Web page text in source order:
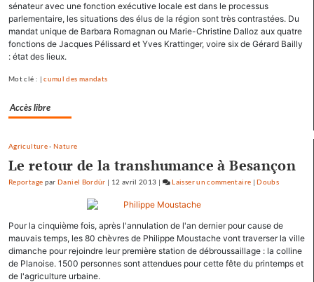
ressource
à
Mamirolle
sénateur avec une fonction exécutive locale est dans le processus
parlementaire, les situations des élus de la région sont très contrastées. Du
mandat unique de Barbara Romagnan ou Marie-Christine Dalloz aux quatre
fonctions de Jacques Pélissard et Yves Krattinger, voire six de Gérard Bailly
: état des lieux.
Mot clé : |cumul des mandats
Accès libre
Agriculture-Nature
Le retour de la transhumance à Besançon
Reportage parDaniel Bordür | 12 avril 2013 | Laisser un commentaire on
se
ressource
à
Mamirolle
|Doubs
Pour la cinquième fois, après l'annulation de l'an dernier pour cause de
mauvais temps, les 80 chèvres de Philippe Moustache vont traverser la ville
dimanche pour rejoindre leur première station de débroussaillage : la colline
de Planoise. 1500 personnes sont attendues pour cette fête du printemps et
de l'agriculture urbaine.